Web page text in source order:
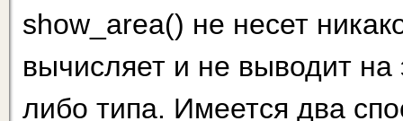
show_area() не несет
вычисляет и не выводит на
либо типа. Имеется два